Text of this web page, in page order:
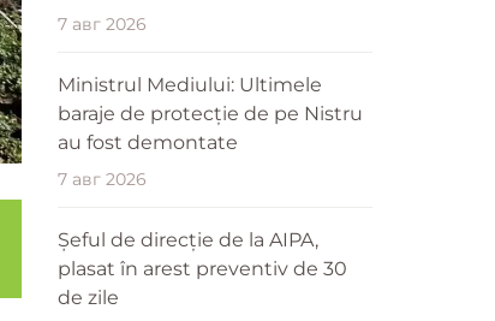
7 авг 2026
Ministrul Mediului: Ultimele
baraje de protecție de pe Nistru
au fost demontate
7 авг 2026
Șeful de direcție de la AIPA,
plasat în arest preventiv de 30
de zile